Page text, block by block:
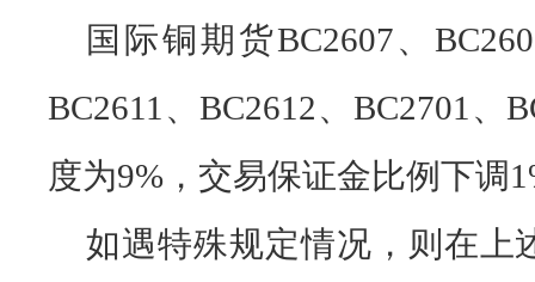
国际铜期货BC2607、
BC2611、BC2612、BC2701、
度为9%，交易保证金比例下调
如遇特殊规定情况，则在上